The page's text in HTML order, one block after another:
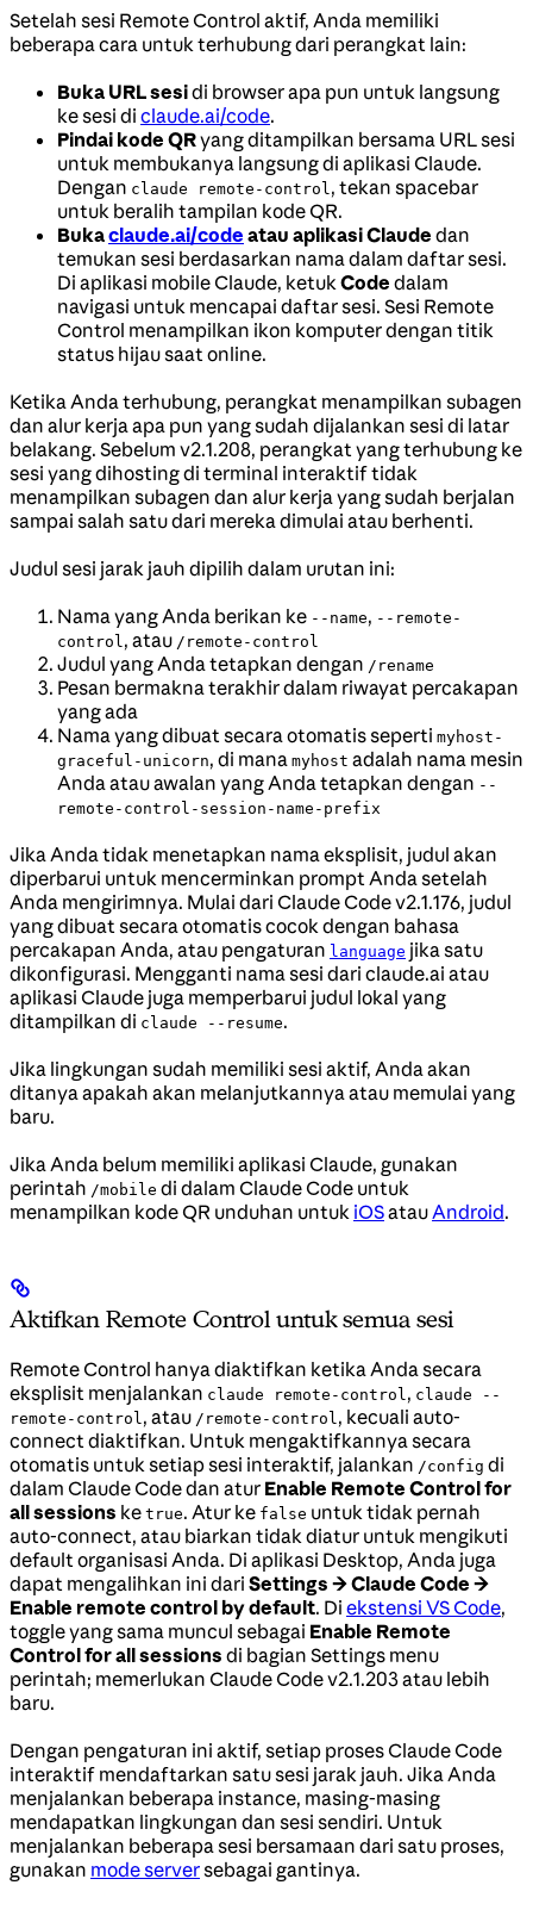
Setelah sesi Remote Control aktif, Anda memiliki
beberapa cara untuk terhubung dari perangkat lain:
Buka URL sesidi browser apa pun untuk langsung
ke sesi di claude.ai/code.
Pindai kode QRyang ditampilkan bersama URL sesi
untuk membukanya langsung di aplikasi Claude.
Dengan claude remote-control , tekan spacebar
untuk beralih tampilan kode QR.
Bukaclaude.ai/code atau aplikasi Claude dan
temukan sesi berdasarkan nama dalam daftar sesi.
Di aplikasi mobile Claude, ketuk Code dalam
navigasi untuk mencapai daftar sesi. Sesi Remote
Control menampilkan ikon komputer dengan titik
status hijau saat online.
Ketika Anda terhubung, perangkat menampilkan subagen
dan alur kerja apa pun yang sudah dijalankan sesi di latar
belakang. Sebelum v2.1.208, perangkat yang terhubung ke
sesi yang dihosting di terminal interaktif tidak
menampilkan subagen dan alur kerja yang sudah berjalan
sampai salah satu dari mereka dimulai atau berhenti.
Judul sesi jarak jauh dipilih dalam urutan ini:
Nama yang Anda berikan ke --name, --remote-
control , atau /remote-control
Judul yang Anda tetapkan dengan /rename
Pesan bermakna terakhir dalam riwayat percakapan
yang ada
Nama yang dibuat secara otomatis seperti myhost-
graceful-unicorn, di mana myhost adalah nama mesin
Anda atau awalan yang Anda tetapkan dengan --
remote-control-session-name-prefix
Jika Anda tidak menetapkan nama eksplisit, judul akan
diperbarui untuk mencerminkan prompt Anda setelah
Anda mengirimnya. Mulai dari Claude Code v2.1.176, judul
yang dibuat secara otomatis cocok dengan bahasa
percakapan Anda, atau pengaturan language jika satu
dikonfigurasi. Mengganti nama sesi dari claude.ai atau
aplikasi Claude juga memperbarui judul lokal yang
ditampilkan di claude --resume.
Jika lingkungan sudah memiliki sesi aktif, Anda akan
ditanya apakah akan melanjutkannya atau memulai yang
baru.
Jika Anda belum memiliki aplikasi Claude, gunakan
perintah /mobile di dalam Claude Code untuk
menampilkan kode QR unduhan untuk iOSatau Android.
Aktifkan Remote Control untuk semua sesi
Remote Control hanya diaktifkan ketika Anda secara
eksplisit menjalankan claude remote-control , claude --
remote-control , atau /remote-control , kecuali auto-
connect diaktifkan. Untuk mengaktifkannya secara
otomatis untuk setiap sesi interaktif, jalankan /config di
dalam Claude Code dan atur Enable Remote Control for
all sessions ke true. Atur ke false untuk tidak pernah
auto-connect, atau biarkan tidak diatur untuk mengikuti
default organisasi Anda. Di aplikasi Desktop, Anda juga
dapat mengalihkan ini dari Settings → Claude Code →
Enable remote control by default. Di ekstensi VS Code,
toggle yang sama muncul sebagai Enable Remote
Control for all sessions di bagian Settings menu
perintah; memerlukan Claude Code v2.1.203 atau lebih
baru.
Dengan pengaturan ini aktif, setiap proses Claude Code
interaktif mendaftarkan satu sesi jarak jauh. Jika Anda
menjalankan beberapa instance, masing-masing
mendapatkan lingkungan dan sesi sendiri. Untuk
menjalankan beberapa sesi bersamaan dari satu proses,
gunakan mode serversebagai gantinya.